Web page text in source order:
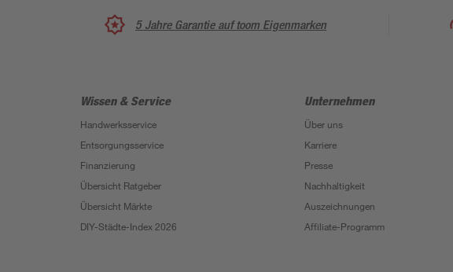
5 Jahre Garantie auf toom Eigenmarken
Wissen & Service
Handwerksservice
Entsorgungsservice
Finanzierung
Übersicht Ratgeber
Übersicht Märkte
DIY-Städte-Index 2026
Unternehmen
Über uns
Karriere
Presse
Nachhaltigkeit
Auszeichnungen
Affiliate-Programm